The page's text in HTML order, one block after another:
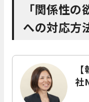
「関係性
への対応方
社